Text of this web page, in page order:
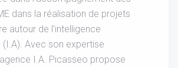
dans la réalisation de projets
autour de l'intelligence
(I.A). Avec son expertise
I.A. Picasseo propose